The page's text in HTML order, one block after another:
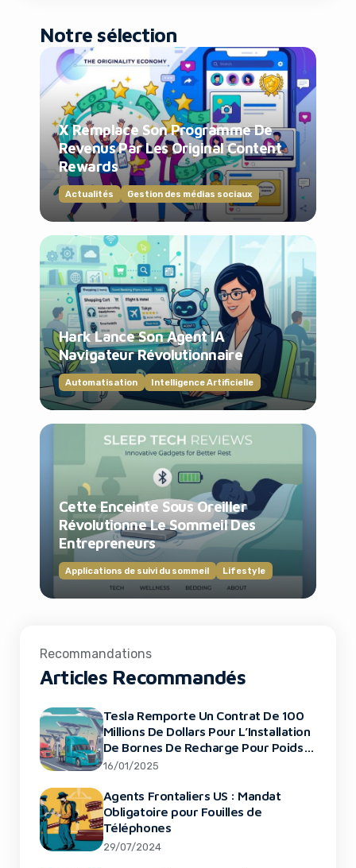
Notre sélection
X Remplace Son Programme De
Revenus Par Les Original Content
Rewards
Actualités Gestion des médias sociaux
Hark Lance Son Agent IA
Navigateur Révolutionnaire
Automatisation Intelligence Artificielle
Cette Enceinte Sous Oreiller
Révolutionne Le Sommeil Des
Entrepreneurs
Applications de suivi du sommeil Lifestyle
Recommandations
Articles Recommandés
Tesla Remporte Un Contrat De 100
Millions De Dollars Pour L’Installation
De Bornes De Recharge Pour Poids
Lourds En Illinois
16/01/2025
Agents Frontaliers US : Mandat
Obligatoire pour Fouilles de
Téléphones
29/07/2024